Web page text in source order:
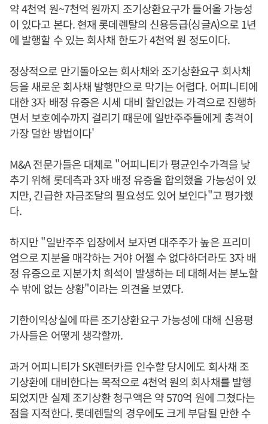
약 4천억 원~7천억 원까지 조기상환요구가 들어올 가능성
이 있다고 본다. 현재 롯데렌탈의 신용등급(싱글A)으로 1년
에 발행할 수 있는 회사채 한도가 4천억 원 정도이다.
정상적으로 만기돌아오는 회사채와 조기상환요구 회사채
등을 새로운 회사채 발행만으로 막기는 어렵다. 어피니티에
대한 3자 배정 유증은 시세 대비 할인없는 가격으로 진행하
면서 보호예수까지 걸리기 때문에 일반주주들에게 충격이
가장 덜한 방법이다'
M&A 전문가들은 대체로 "어피니티가 평균인수가격을 낮
추기 위해 롯데측과 3자 배정 유증을 합의했을 가능성이 있
지만, 긴급한 자금조달의 필요성도 있어 보인다"고 평가했
다.
하지만 "일반주주 입장에서 보자면 대주주가 높은 프리미
엄으로 지분을 매각하는 거야 어쩔 수 없다하더라도 3자 배
정 유증으로 지분가치 희석이 발생하는 데 대해서는 분노할
수 밖에 없는 상황"이라는 의견을 보였다.
기한이익상실에 따른 조기상환요구 가능성에 대해 신용평
가사들은 어떻게 생각할까.
과거 어피니티가 SK렌터카를 인수할 당시에도 회사채 조
기상환에 대비한다는 목적으로 4천억 원의 회사채를 발행
되었지만 실제 조기상환 청구액은 약 570억 원에 그쳤다는
점을 지적한다. 롯데렌탈의 경우에도 크게 부담될 만한 수